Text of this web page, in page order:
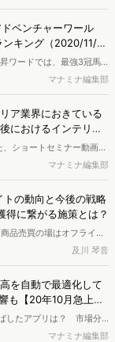
ーズでは、消費者が
行った新たな行動＝“自
実施しました。その結
転換”が起きていたこと
費傾向について新たな特
ベンチャーワール
ンキング（2020/11/2
ワードでは、最強3冠馬
「ジャパンカップ」や、
誕生した和歌山県の「ア
、検索が急増しました。
より、ネット行動ログと
析サービス「VALUES
ングを作成しました。
マナミナ編集部
ア業界におきている
におけるインテリア
ショートセミナー動画に
費者調査など、Web行動
るヴァリューズのコンサ
での限定公開となり
ださい。 <br><b>今回の
ている変化とは？行動ロ
を調査」です。</b>
マナミナ編集部
の動向と今後の戦略
得に繋がる施策とは？
品売買の場はオフライン
た。このような状況下
たは既存サイトを強化した
ます。11月にヴァリュー
コロナ流行から半年以上
るのか、顧客獲得に繋げ
う点を解説しました。本
及川 琴音
を自動で最適化して
も【20年10月急上昇
したアプリは？ 市場分
を使うと、どんな人がど
マナミナ編集部